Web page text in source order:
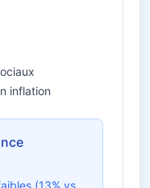
inflation
(13% vs